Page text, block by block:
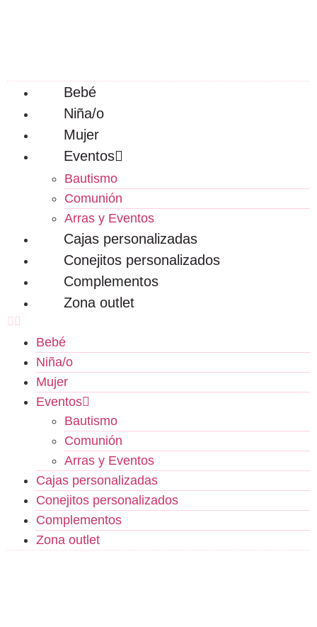
Bebé
Niña/o
Mujer
Eventos
Bautismo
Comunión
Arras y Eventos
Cajas personalizadas
Conejitos personalizados
Complementos
Zona outlet
Bebé
Niña/o
Mujer
Eventos
Bautismo
Comunión
Arras y Eventos
Cajas personalizadas
Conejitos personalizados
Complementos
Zona outlet